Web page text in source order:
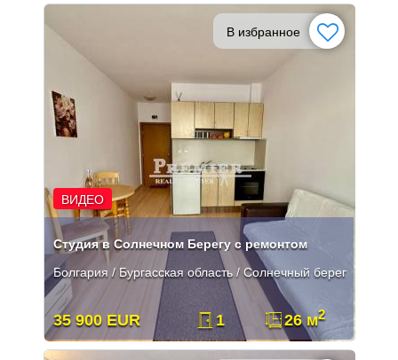
В избранное
ВИДЕО
Студия в Солнечном Берегу с ремонтом
Болгария / Бургасская область / Солнечный берег
35 900 EUR 1 26 м2